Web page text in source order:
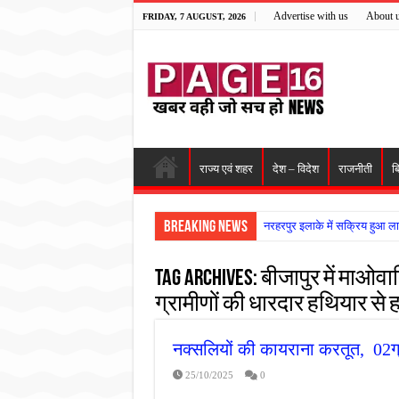
FRIDAY, 7 AUGUST, 2026 Advertise with us About
राज्य एवं शहर देश – विदेश राजनीती
Breaking News नरहरपुर इलाके में सक्रिय हुआ
गृहमंत्री विजय शर्मा ने समाजसेवी
रानी दुर्गावती बलिदान दिवस पर
तालाब में डूबने से युवक की मौत,
Tag Archives:बीजापुर में
ग्रामीणों की धारदार हथियार से
नक्सलियों की कायराना करतूत,
25/10/2025 0